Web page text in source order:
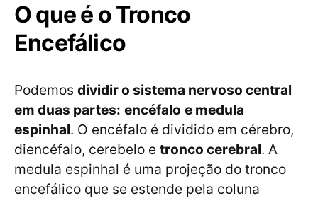
O que é o Tronco
Encefálico
Podemos dividir o sistema nervoso central
em duas partes: encéfalo e medula
espinhal. O encéfalo é dividido em cérebro,
diencéfalo, cerebelo e tronco cerebral. A
medula espinhal é uma projeção do tronco
encefálico que se estende pela coluna